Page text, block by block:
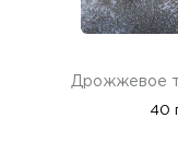
Дрожжевое
40